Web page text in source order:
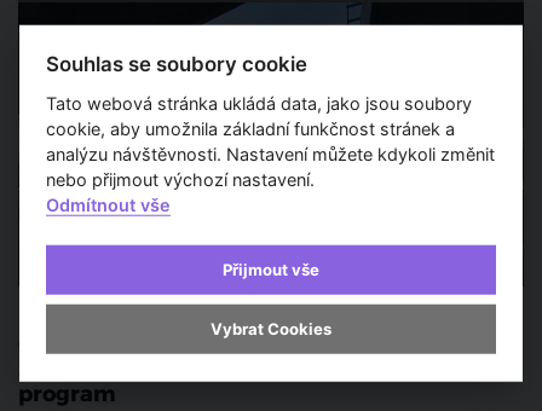
Praha vybrala vítěze veřejné zakázky na
dostavbu Centra Nová Palmovka, kde bude
program
Souhlas se soubory cookie
Tato webová stránka ukládá data, jako jsou soubory
cookie, aby umožnila základní funkčnost stránek a
analýzu návštěvnosti. Nastavení můžete kdykoli změnit
nebo přijmout výchozí nastavení.
Odmítnout vše
Přijmout vše
Vybrat Cookies